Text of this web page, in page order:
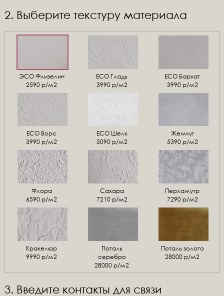
2. Выберите текстуру материала
ЭСО Флизелин
2590 р/м2
ЕСО Гладь
3990 р/м2
ECO Бархат
3990 р/м2
ЕСО Ворс
3990 р/м2
ЕСО Шелк
5090 р/м2
Жемчуг
5390 р/м2
Флора
6590 р/м2
Сахара
7210 р/м2
Перламутр
7290 р/м2
Кракелюр
9990 р/м2
Поталь
серебро
28000 р/м2
Поталь золото
28000 р/м2
3. Введите контакты для связи